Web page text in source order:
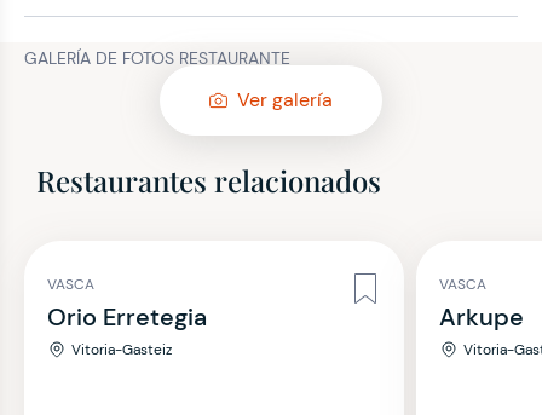
GALERÍA DE FOTOS RESTAURANTE
Ver galería
Restaurantes relacionados
VASCA
Orio Erretegia
Vitoria-Gasteiz
VASCA
Arkupe
Vitoria-